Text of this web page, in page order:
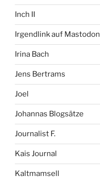
Inch II
Irgendlink auf Mastodon
Irina Bach
Jens Bertrams
Joel
Johannas Blogsätze
Journalist F.
Kais Journal
Kaltmamsell